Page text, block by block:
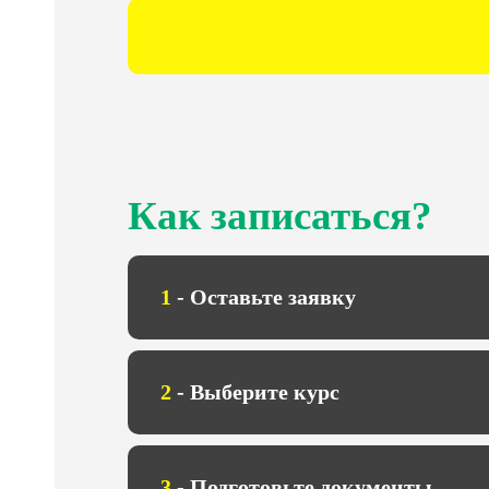
Как записаться?
1 - Оставьте заявку
2 - Выберите курс